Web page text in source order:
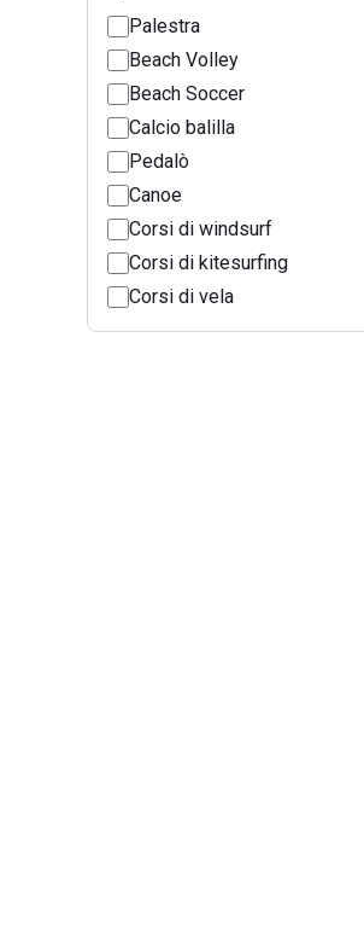
Palestra
Beach Volley
Beach Soccer
Calcio balilla
Pedalò
Canoe
Corsi di windsurf
Corsi di kitesurfing
Corsi di vela